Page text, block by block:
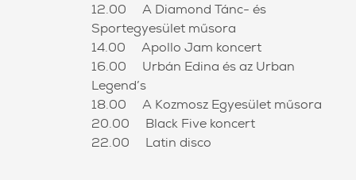
12.00 A Diamond Tánc- és
Sportegyesület műsora
14.00 Apollo Jam koncert
16.00 Urbán Edina és az Urban
Legend’s
18.00 A Kozmosz Egyesület műsora
20.00 Black Five koncert
22.00 Latin disco